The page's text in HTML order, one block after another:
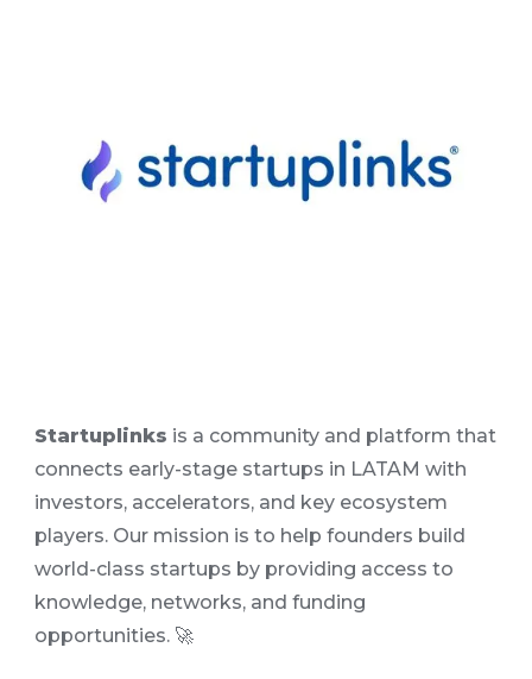
Startuplinks is a community and platform that
connects early-stage startups in LATAM with
investors, accelerators, and key ecosystem
players. Our mission is to help founders build
world-class startups by providing access to
knowledge, networks, and funding
opportunities. 🚀